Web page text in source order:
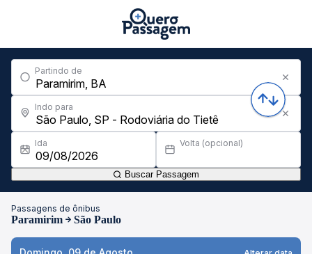
Partindo de
Indo para
Ida Volta (opcional)
Buscar Passagem
Passagens de ônibus
Paramirim São Paulo